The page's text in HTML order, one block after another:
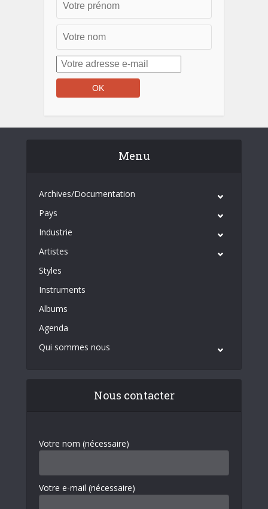
Menu
Archives/Documentation
Pays
Industrie
Artistes
Styles
Instruments
Albums
Agenda
Qui sommes nous
Nous contacter
Votre nom (nécessaire)
Votre e-mail (nécessaire)